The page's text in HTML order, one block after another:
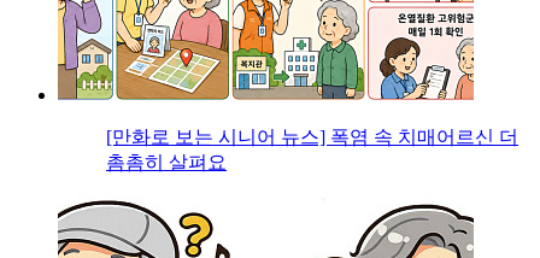
[만화로 보는 시니어 뉴스] 폭염 속 치매어르신 더
촘촘히 살펴요